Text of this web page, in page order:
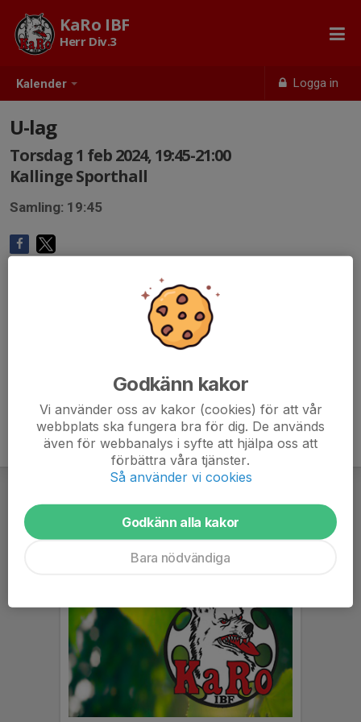
Kalender Logga in
KaRo IBF
Herr Div.3
U-lag
Torsdag 1 feb 2024, 19:45-21:00
Kallinge Sporthall
Samling: 19:45
Godkänn kakor
Vi använder oss av kakor (cookies) för att vår
webbplats ska fungera bra för dig. De används
även för webbanalys i syfte att hjälpa oss att
förbättra våra tjänster.
Så använder vi cookies
Godkänn alla kakor
Bara nödvändiga